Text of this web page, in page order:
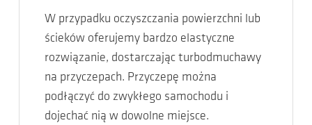
W przypadku oczyszczania powierzchni lub
ścieków oferujemy bardzo elastyczne
rozwiązanie, dostarczając turbodmuchawy
na przyczepach. Przyczepę można
podłączyć do zwykłego samochodu i
dojechać nią w dowolne miejsce.